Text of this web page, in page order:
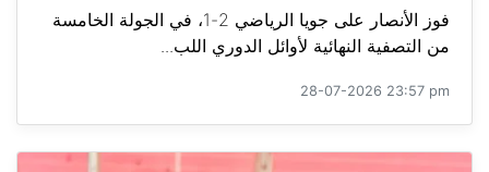
فوز الأنصار على جويا الرياضي 2-1، في الجولة الخامسة
من التصفية النهائية لأوائل الدوري اللب...
28-07-2026 23:57 pm